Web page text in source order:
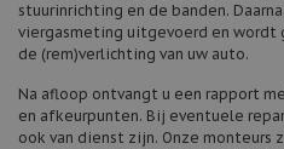
stuurinrichting en de banden.
viergasmeting uitgevoerd en
de (rem)verlichting van uw auto.
Na afloop ontvangt u een rapport
en afkeurpunten. Bij eventuele
ook van dienst zijn. Onze monteurs